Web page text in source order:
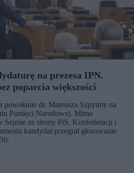
na prezesa IPN.
poparcia większości
powołanie dr. Mateusza Szpytmy na
Pamięci Narodowej. Mimo
Sejmie ze strony PiS, Konfederacji i
kandydat przegrał głosowanie